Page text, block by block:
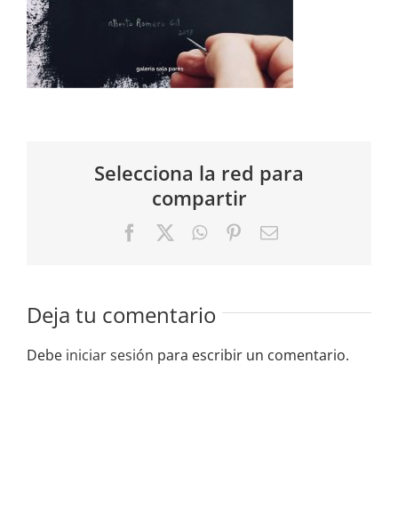
Selecciona la red para
compartir
FacebookWhatsApp
PinterestCorreo
Deja tu comentario
Debe iniciar sesión para escribir un comentario.